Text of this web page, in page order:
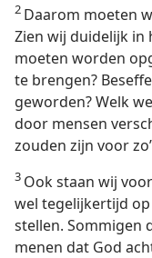
2 Daarom moeten
Zien wij duidelijk
moeten worden
te brengen?
geworden? Welk
door mensen
zouden zijn voor
3 Ook staan wij
wel tegelijkertijd
stellen. Sommigen
menen dat God